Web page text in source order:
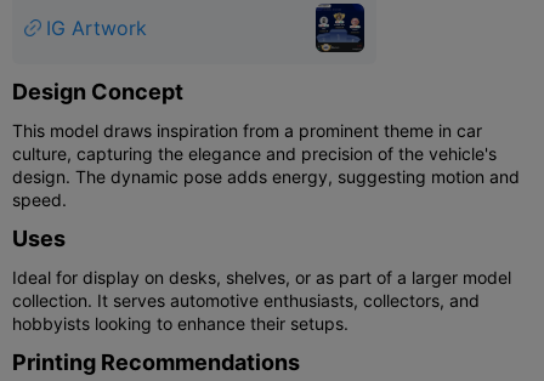
IG Artwork
Design Concept
This model draws inspiration from a prominent theme in car
culture, capturing the elegance and precision of the vehicle's
design. The dynamic pose adds energy, suggesting motion and
speed.
Uses
Ideal for display on desks, shelves, or as part of a larger model
collection. It serves automotive enthusiasts, collectors, and
hobbyists looking to enhance their setups.
Printing Recommendations